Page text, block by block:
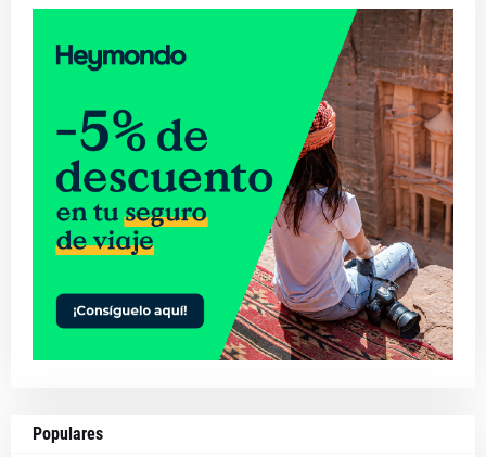
Populares